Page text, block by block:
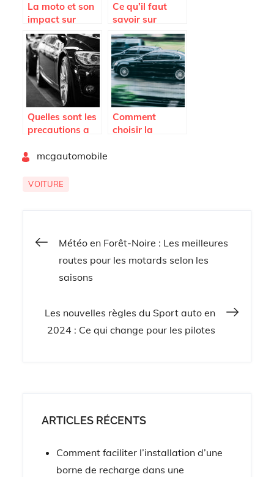
La moto et son
impact sur
notre santé
Ce qu’il faut
savoir sur
l’indice de
vitesse d’un
pneu
Quelles sont les
precautions a
une importation
voitures ?
Comment
choisir la
mcgautomobile
VOITURE
Navigation
de
l’article
Météo en Forêt-Noire : Les meilleures
routes pour les motards selon les
saisons
Les nouvelles règles du Sport auto en
2024 : Ce qui change pour les pilotes
ARTICLES RÉCENTS
Comment faciliter l’installation d’une
borne de recharge dans une